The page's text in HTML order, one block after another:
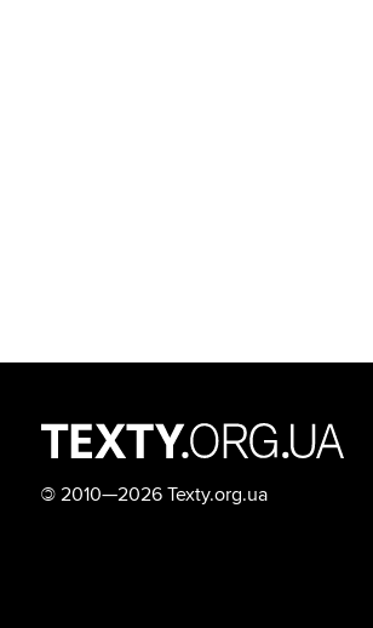
© 2010—2026 Texty.org.ua